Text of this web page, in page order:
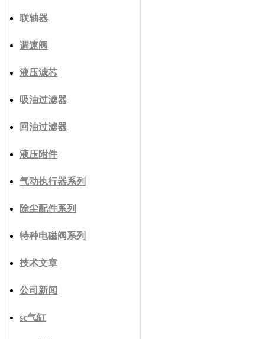
联轴器
调速阀
液压滤芯
吸油过滤器
回油过滤器
液压附件
气动执行器系列
除尘配件系列
特种电磁阀系列
技术文章
公司新闻
sc气缸